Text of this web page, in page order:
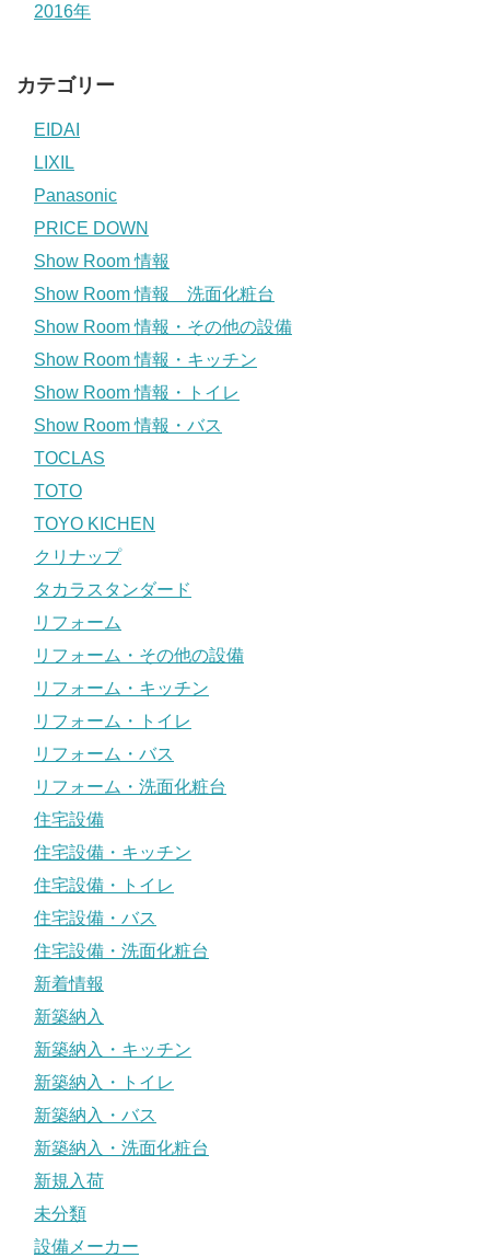
2016年
カテゴリー
EIDAI
LIXIL
Panasonic
PRICE DOWN
Show Room 情報
Show Room 情報 洗面化粧台
Show Room 情報・その他の設備
Show Room 情報・キッチン
Show Room 情報・トイレ
Show Room 情報・バス
TOCLAS
TOTO
TOYO KICHEN
クリナップ
タカラスタンダード
リフォーム
リフォーム・その他の設備
リフォーム・キッチン
リフォーム・トイレ
リフォーム・バス
リフォーム・洗面化粧台
住宅設備
住宅設備・キッチン
住宅設備・トイレ
住宅設備・バス
住宅設備・洗面化粧台
新着情報
新築納入
新築納入・キッチン
新築納入・トイレ
新築納入・バス
新築納入・洗面化粧台
新規入荷
未分類
設備メーカー